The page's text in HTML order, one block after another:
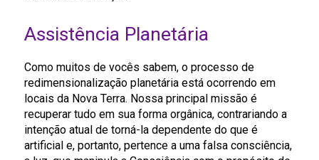
Assistência Planetária
Como muitos de vocês sabem, o processo de
redimensionalização planetária está ocorrendo em
locais da Nova Terra. Nossa principal missão é
recuperar tudo em sua forma orgânica, contrariando a
intenção atual de torná-la dependente do que é
artificial e, portanto, pertence a uma falsa consciência,